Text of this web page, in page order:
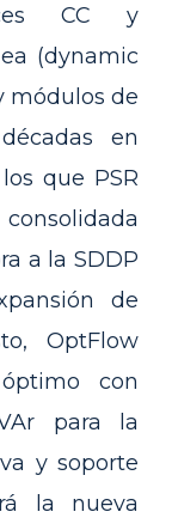
CC y
(dynamic
módulos de
en
que PSR
a la SDDP
de
OptFlow
con
para la
y soporte
la nueva